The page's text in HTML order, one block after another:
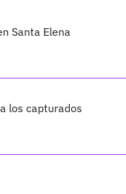
Santa Elena
los capturados